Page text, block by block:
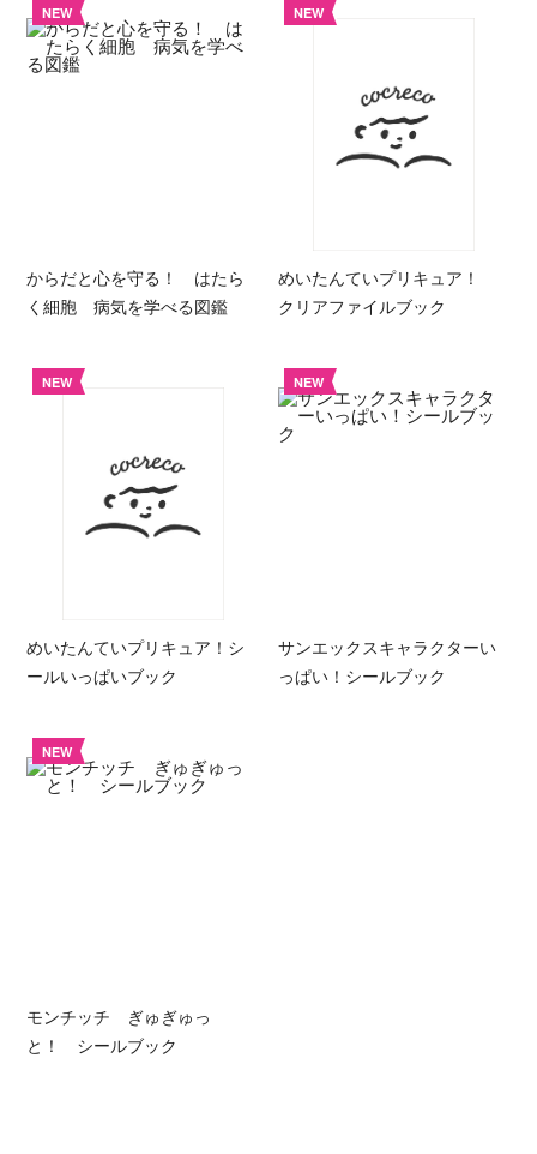
NEW
からだと心を守る！ はたら
く細胞 病気を学べる図鑑
NEW
めいたんていプリキュア！
クリアファイルブック
NEW
めいたんていプリキュア！シ
ールいっぱいブック
NEW
サンエックスキャラクターい
っぱい！シールブック
NEW
モンチッチ ぎゅぎゅっ
と！ シールブック